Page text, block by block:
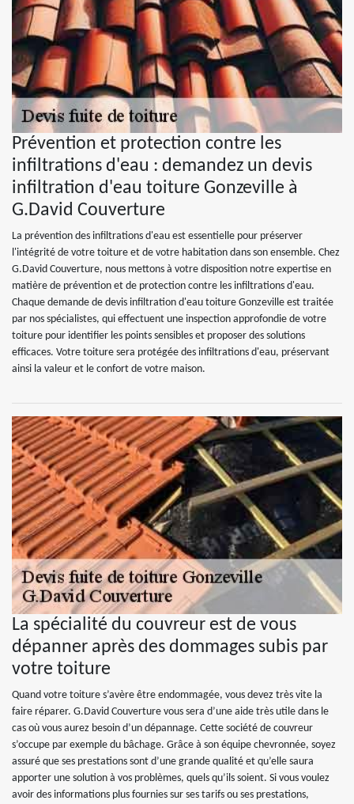
Prévention et protection contre les
infiltrations d'eau : demandez un devis
infiltration d'eau toiture Gonzeville à
G.David Couverture
La prévention des infiltrations d'eau est essentielle pour préserver
l'intégrité de votre toiture et de votre habitation dans son ensemble. Chez
G.David Couverture, nous mettons à votre disposition notre expertise en
matière de prévention et de protection contre les infiltrations d'eau.
Chaque demande de devis infiltration d'eau toiture Gonzeville est traitée
par nos spécialistes, qui effectuent une inspection approfondie de votre
toiture pour identifier les points sensibles et proposer des solutions
efficaces. Votre toiture sera protégée des infiltrations d'eau, préservant
ainsi la valeur et le confort de votre maison.
La spécialité du couvreur est de vous
dépanner après des dommages subis par
votre toiture
Quand votre toiture s’avère être endommagée, vous devez très vite la
faire réparer. G.David Couverture vous sera d’une aide très utile dans le
cas où vous aurez besoin d’un dépannage. Cette société de couvreur
s’occupe par exemple du bâchage. Grâce à son équipe chevronnée, soyez
assuré que ses prestations sont d’une grande qualité et qu’elle saura
apporter une solution à vos problèmes, quels qu’ils soient. Si vous voulez
avoir des informations plus fournies sur ses tarifs ou ses prestations,